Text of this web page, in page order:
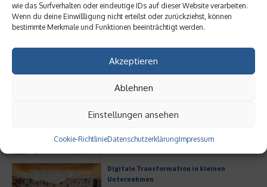
wie das Surfverhalten oder eindeutige IDs auf dieser Website verarbeiten.
Wenn du deine Einwillligung nicht erteilst oder zurückziehst, können
bestimmte Merkmale und Funktionen beeinträchtigt werden.
Akzeptieren
Ablehnen
Einstellungen ansehen
Cookie-RichtlinieDatenschutzerklärungImpressum
Hilton Worldwide: Eine Ikone der globalen
Digitale Transformation in kleinen
Unternehmen